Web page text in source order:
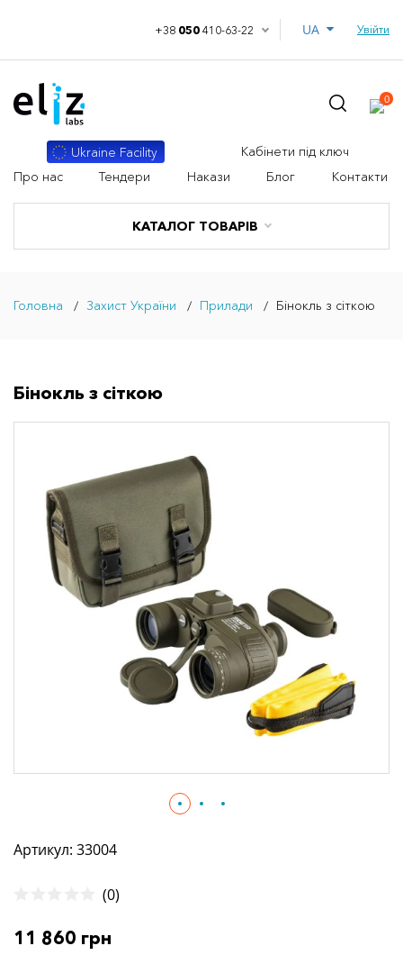
+38 050410-63-22 Увійти
КАТАЛОГ ТОВАРІВ
Ukraine Facility
Кабінети під ключ
Про нас
Тендери Накази Блог Контакти
0
Головна Захист України Прилади Бінокль з сіткою
Бінокль з сіткою
Артикул: 33004
(0)
11 860 грн